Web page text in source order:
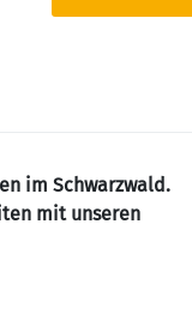
im Schwarzwald.
mit unseren